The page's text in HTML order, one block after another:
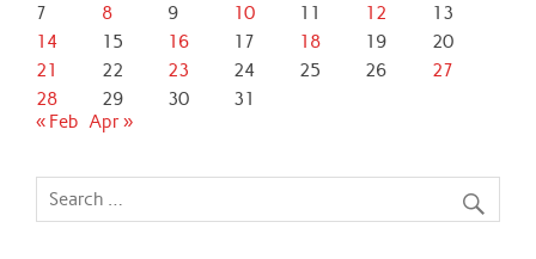
7
8 9 10 11 12
13
14
15 16 17 18 19
20
21
22 23 24 25 26
27
28
29 30
31
« Feb Apr »